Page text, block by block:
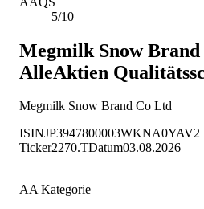
5/10
Megmilk Snow
AlleAktien
Megmilk Snow Brand Co Ltd
ISINJP3947800003WKNA0YAV2
Ticker2270.TDatum03.08.2026
AA Kategorie